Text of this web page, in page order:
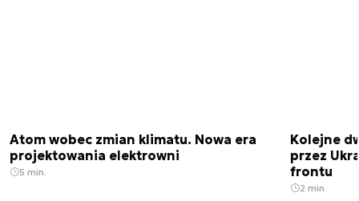
Atom wobec zmian klimatu. Nowa era
projektowania elektrowni
5 min.
Kolejne
przez
frontu
2 min.